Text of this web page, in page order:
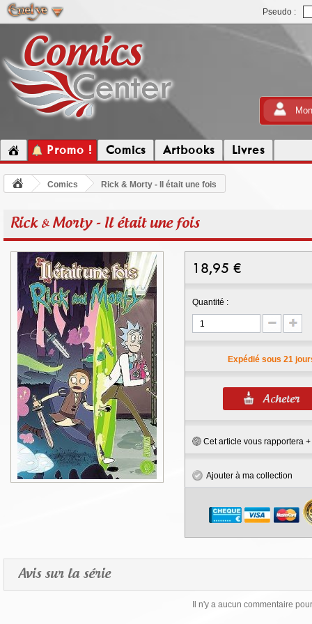
Pseudo :
Promo ! Comics Artbooks Livres
Comics Rick & Morty - Il était une fois
Rick & Morty - Il était une fois
18,95 €
Quantité :
Expédié sous 21
Cet article vous rapportera +
Ajouter à ma collection
Avis sur la série
Il n'y a aucun commentaire